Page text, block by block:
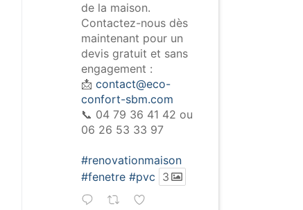
de la maison.
Contactez-nous dès
maintenant pour un
devis gratuit et sans
engagement :
📩 contact@eco-
confort-sbm.com
📞 04 79 36 41 42 ou
06 26 53 33 97
#renovationmaison
#fenetre #pvc 3